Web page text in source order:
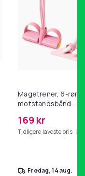
AG10 / LR1130 /
Magetrener, 6-rørs
motstandsbånd -
hjemmegymnastikk
169 kr
Tidligere laveste pris:
fredag, 14 aug.